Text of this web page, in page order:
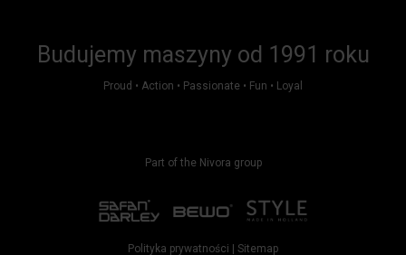
Budujemy maszyny od 1991 roku
Proud • Action • Passionate • Fun • Loyal
Part of the Nivora group
Polityka prywatności | Sitemap